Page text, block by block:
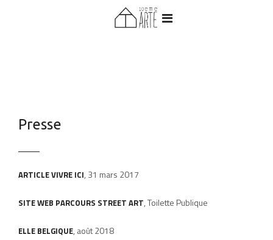
Presse
ARTICLE VIVRE ICI, 31 mars 2017
SITE WEB PARCOURS STREET ART, Toilette Publique
ELLE BELGIQUE, août 2018